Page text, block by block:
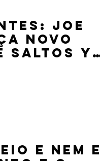
Joe
novo
saltos y
e nem